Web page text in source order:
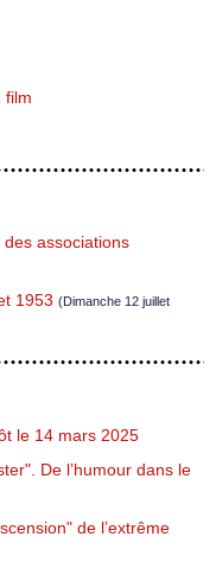
film
associations
1953 (Dimanche 12 juillet
le 14 mars 2025
De l’humour dans le
de l’extrême